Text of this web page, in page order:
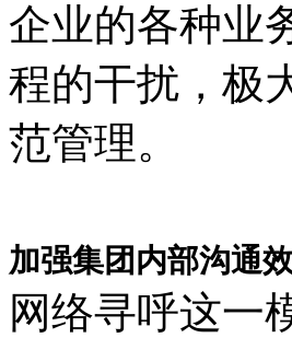
企业的各种业
程的干扰，极
范管理。
加强集团内部沟通
网络寻呼这一